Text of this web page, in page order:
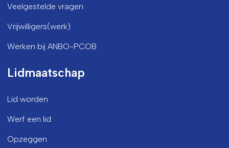
Veelgestelde vragen
Vrijwilligers(werk)
Werken bij ANBO-PCOB
Lidmaatschap
Lid worden
Werf een lid
Opzeggen